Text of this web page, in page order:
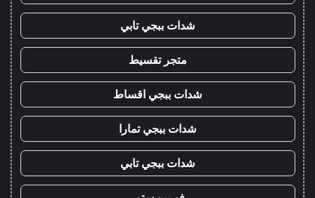
شدات ببجي تابي
متجر تقسيط
شدات ببجي اقساط
شدات ببجي تمارا
شدات ببجي تابي